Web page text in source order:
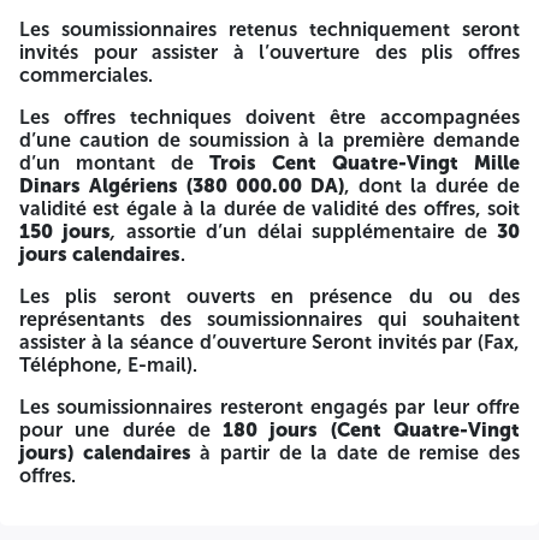
RESTAURANT, SITE DE MESDAR
PROJET : REALISATION DES CANTONNEMENTS DSP ET
Le Dossier d’Appel d’Offres peut être retiré au niveau de
département juridique de la Direction Régionale Sud Est,
BP 127 ZI Hassi Messaoud, Willaya de Ouargla, etau plus
tard Vingt et Un (21) jours à compter de la date de
parution du présent avis d'appel d'offres dans le BAOSEM,
pour tout candidat intéressé, contre paiement d’un
sera effectué par virement au compte bancaireBEA
Banque Extérieur d’Algérie/Agence de HASSI Messaoud
N° RIB 00200035350476011425.
avis d’Appel d’Offres.
Au titre du présent Appel d’Offres national Ouvert,les
offres techniques
Les soumissionnaires retenus techniquement seront
invités pour assister à l’ouverture des plis offres
commerciales.
Les offres techniques doivent être accompagnées
d’une caution de soumission à la première demande
d’un montant de Trois Cent Quatre-Vingt Mille
Dinars Algériens (380 000.00 DA), dont la durée de
validité est égale à la durée de validité des offres, soit
150 jours, assortie d’un délai supplémentaire de30
jours calendaires.
Les plis seront ouverts en présence du ou des
représentants des soumissionnaires qui souhaitent
assister à la séance d’ouverture Seront invités par (Fax,
Téléphone, E-mail).
Les soumissionnaires resteront engagés par leur offre
pour une durée de180 jours
(Cent Quatre-Vingt
jours) calendaires à partir de la date de remise des
offres.